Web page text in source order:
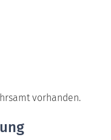
vorhanden.